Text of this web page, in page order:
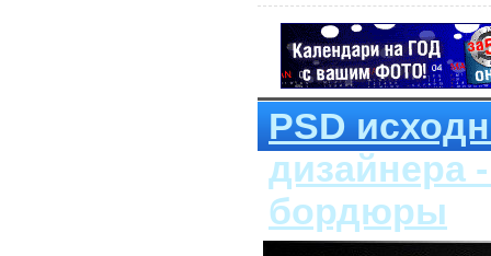
PSD
дизайнера
бордюры